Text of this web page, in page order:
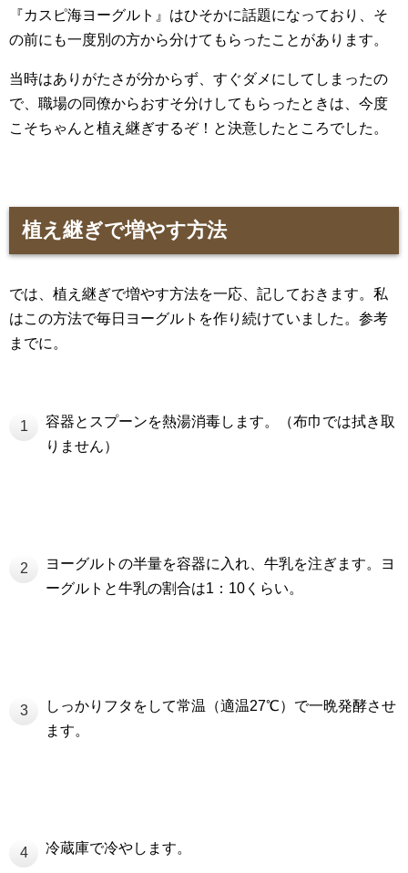
『カスピ海ヨーグルト』はひそかに話題になっており、そ
の前にも一度別の方から分けてもらったことがあります。
当時はありがたさが分からず、すぐダメにしてしまったの
で、職場の同僚からおすそ分けしてもらったときは、今度
こそちゃんと植え継ぎするぞ！と決意したところでした。
植え継ぎで増やす方法
では、植え継ぎで増やす方法を一応、記しておきます。私
はこの方法で毎日ヨーグルトを作り続けていました。参考
までに。
1
容器とスプーンを熱湯消毒します。（布巾では拭き取
りません）
2
ヨーグルトの半量を容器に入れ、牛乳を注ぎます。ヨ
ーグルトと牛乳の割合は1：10くらい。
3
しっかりフタをして常温（適温27℃）で一晩発酵させ
ます。
4 冷蔵庫で冷やします。